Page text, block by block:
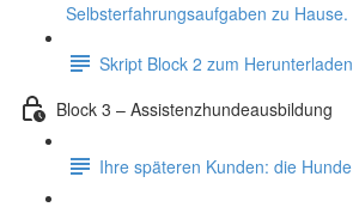
Selbsterfahrungsaufgaben zu Hause.
Skript Block 2 zum Herunterladen
Block 3 – Assistenzhundeausbildung
Ihre späteren Kunden: die Hunde